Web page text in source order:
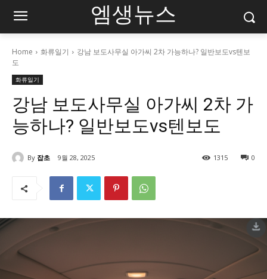
엠생뉴스
Home 화류일기
강남 보도사무실 아가씨 2차 가능하나? 일반보도vs텐보
도
화류일기
강남 보도사무실 아가씨 2차 가
능하나? 일반보도vs텐보도
By 잡초 9월 28, 2025 0
1315